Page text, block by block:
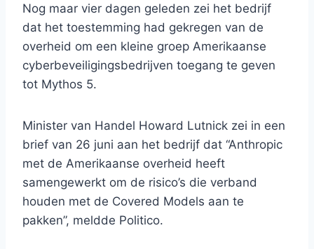
Nog maar vier dagen geleden zei het bedrijf
dat het toestemming had gekregen van de
overheid om een ​​kleine groep Amerikaanse
cyberbeveiligingsbedrijven toegang te geven
tot Mythos 5.
Minister van Handel Howard Lutnick zei in een
brief van 26 juni aan het bedrijf dat “Anthropic
met de Amerikaanse overheid heeft
samengewerkt om de risico’s die verband
houden met de Covered Models aan te
pakken”, meldde Politico.